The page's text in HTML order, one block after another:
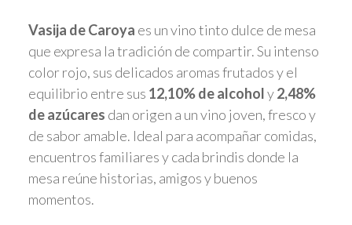
Vasija de Caroya es un vino tinto dulce de mesa
que expresa la tradición de compartir. Su intenso
color rojo, sus delicados aromas frutados y el
equilibrio entre sus 12,10% de alcoholy2,48%
de azúcares dan origen a un vino joven, fresco y
de sabor amable. Ideal para acompañar comidas,
encuentros familiares y cada brindis donde la
mesa reúne historias, amigos y buenos
momentos.